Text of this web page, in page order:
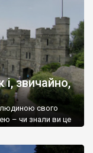
звичайно,
свого
– чи знали ви це